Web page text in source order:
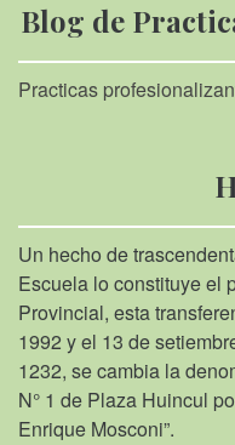
Blog de
Practicas
Un hecho de
Escuela lo constituye el
Provincial, esta
1992 y el 13 de
1232, se cambia la
N° 1 de Plaza Huincul
Enrique Mosconi”.